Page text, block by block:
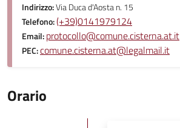
Indirizzo:Via Duca d'Aosta n. 15
Telefono:(+39)0141979124
Email:protocollo@comune.cisterna.at.it
PEC:comune.cisterna.at@legalmail.it
Orario